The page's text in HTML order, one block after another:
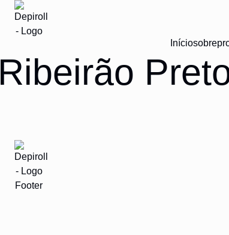
Iníciosobre
Ribeirão